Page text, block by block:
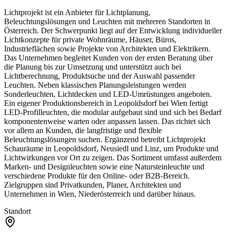
Lichtprojekt ist ein Anbieter für Lichtplanung,
Beleuchtungslösungen und Leuchten mit mehreren Standorten in
Österreich. Der Schwerpunkt liegt auf der Entwicklung individueller
Lichtkonzepte für private Wohnräume, Häuser, Büros,
Industrieflächen sowie Projekte von Architekten und Elektrikern.
Das Unternehmen begleitet Kunden von der ersten Beratung über
die Planung bis zur Umsetzung und unterstützt auch bei
Lichtberechnung, Produktsuche und der Auswahl passender
Leuchten. Neben klassischen Planungsleistungen werden
Sonderleuchten, Lichtdecken und LED-Umrüstungen angeboten.
Ein eigener Produktionsbereich in Leopoldsdorf bei Wien fertigt
LED-Profilleuchten, die modular aufgebaut sind und sich bei Bedarf
komponentenweise warten oder anpassen lassen. Das richtet sich
vor allem an Kunden, die langfristige und flexible
Beleuchtungslösungen suchen. Ergänzend betreibt Lichtprojekt
Schauräume in Leopoldsdorf, Neusiedl und Linz, um Produkte und
Lichtwirkungen vor Ort zu zeigen. Das Sortiment umfasst außerdem
Marken- und Designleuchten sowie eine Natursteinleuchte und
verschiedene Produkte für den Online- oder B2B-Bereich.
Zielgruppen sind Privatkunden, Planer, Architekten und
Unternehmen in Wien, Niederösterreich und darüber hinaus.
Standort